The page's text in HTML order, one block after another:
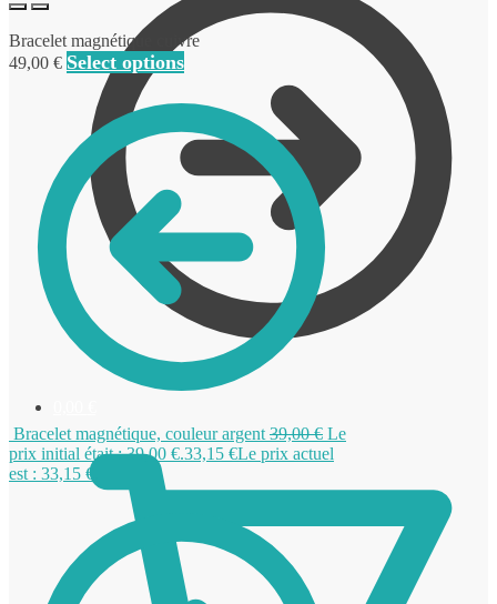
Bracelet magnétique cuivre
49,00 € Select options
Bracelet magnétique, couleur argent 39,00€ Le
prix initial était : 39,00 €.33,15 €Le prix actuel
est : 33,15 €.